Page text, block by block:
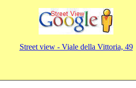
Street view - Viale della Vittoria, 49